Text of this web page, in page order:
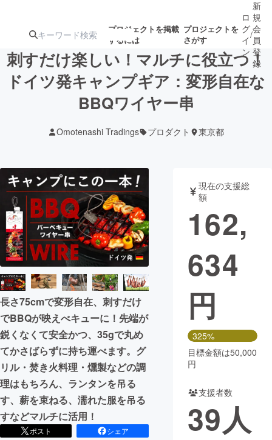
プロジェクトを掲載
するには
プロジェクトを
さがす
注目のリ 注目の新着プロ 募集終了が近いプ
テクノロジー・ガジェット
映像・映画 書籍・雑誌
ビジネス・起業 チャレンジ
まちづくり・地域活性化
CAMPFIRE for Social Good
CAMPFIRE Creation
CAMPFIREふるさと納税machi-ya コミュニティ
ロ
グ
イ
ン
/
新
規
会
員
登
録
刺すだけ楽しい！マルチに役立つ！
ドイツ発キャンプギア：変形自在な
BBQワイヤー串
Omotenashi Tradings プロダクト 東京都
長さ75cmで変形自在、刺すだけ
でBBQが映えべキューに！先端が
鋭くなくて安全かつ、35gで丸め
てかさばらずに持ち運べます。グ
リル・焚き火料理・燻製などの調
理はもちろん、ランタンを吊る
す、薪を束ねる、濡れた服を吊る
すなどマルチに活用！
ポスト
シェア
現在の支援総
額
162,
634
円
325%
目標金額は50,000
円
支援者数
39人